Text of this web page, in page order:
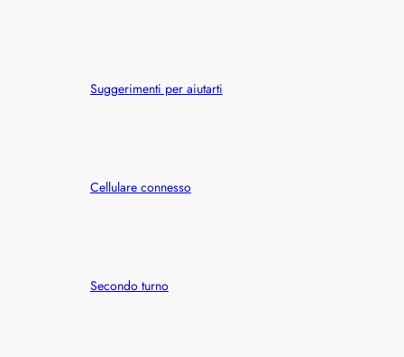
Suggerimenti per aiutarti
Cellulare connesso
Secondo turno